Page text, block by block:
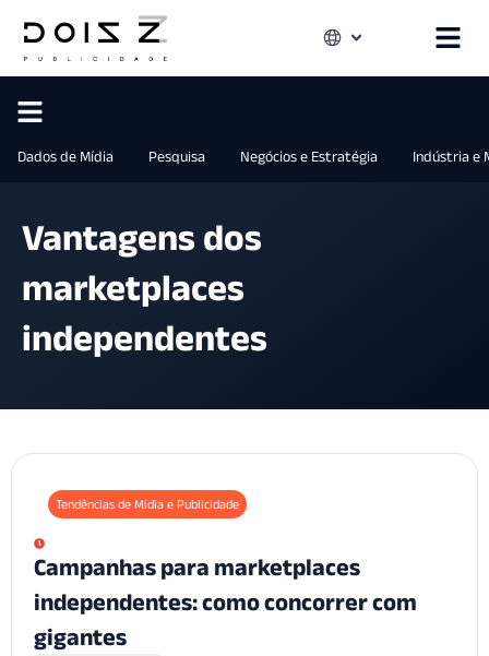
Dados de Mídia Pesquisa Negócios e Estratégia Indústria e
Vantagens dos
marketplaces
independentes
Tendências de Mídia e Publicidade
Campanhas para marketplaces
independentes: como concorrer com
gigantes